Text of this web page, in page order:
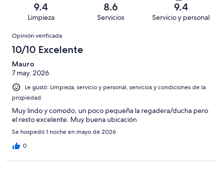
opiniones
opiniones
de
opiniones
Basada
16
de
opiniones
Terrible.
Basada
de
315
opiniones
9.4
Limpieza
8.6
Servicios
9.4
Servicio y personal
Opiniones
Opinión verificada
10/10 Excelente
Mauro
7 may. 2026
Le gustó: Limpieza, servicio y personal, servicios y condiciones de la
propiedad
Muy lindo y comodo, un poco pequeña la regadera/ducha pero
el resto excelente. Muy buena ubicación
Se hospedó 1 noche en mayo de 2026
0